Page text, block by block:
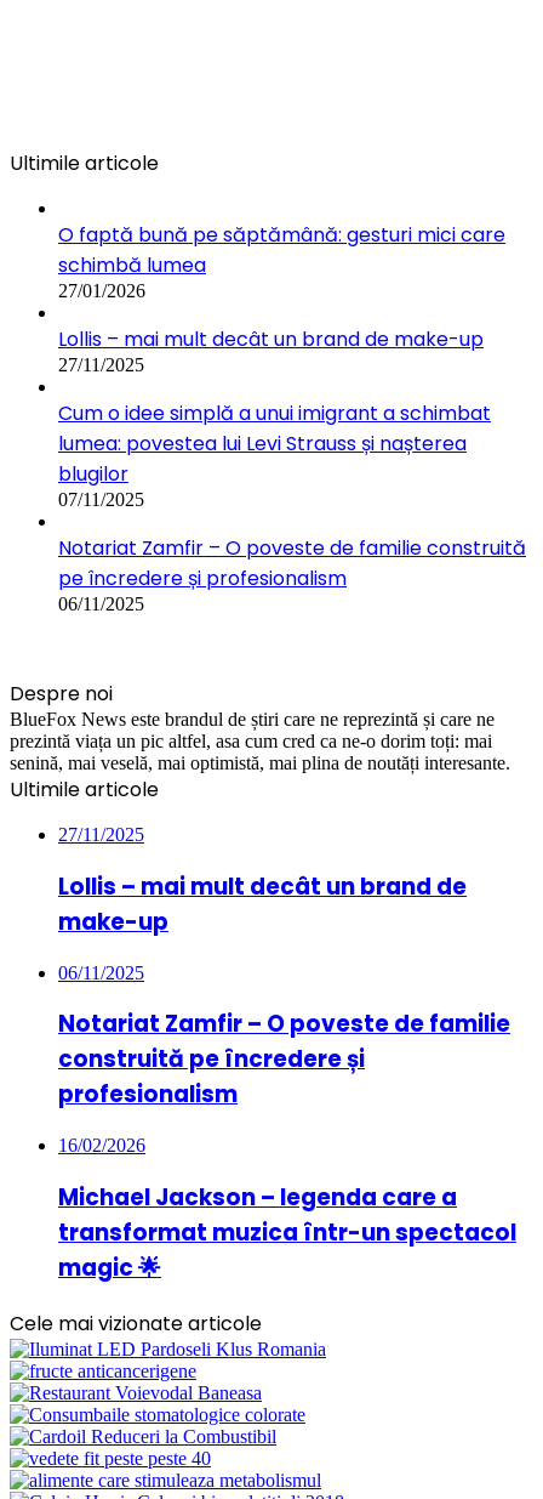
Ultimile articole
O faptă bună pe săptămână: gesturi mici care
schimbă lumea
27/01/2026
Lollis – mai mult decât un brand de make-up
27/11/2025
Cum o idee simplă a unui imigrant a schimbat
lumea: povestea lui Levi Strauss și nașterea
blugilor
07/11/2025
Notariat Zamfir – O poveste de familie construită
pe încredere și profesionalism
06/11/2025
Despre noi
BlueFox News este brandul de știri care ne reprezintă și care ne
prezintă viața un pic altfel, asa cum cred ca ne-o dorim toți: mai
senină, mai veselă, mai optimistă, mai plina de noutăți interesante.
Ultimile articole
27/11/2025
Lollis – mai mult decât un brand de
make-up
06/11/2025
Notariat Zamfir – O poveste de familie
construită pe încredere și
profesionalism
16/02/2026
Michael Jackson – legenda care a
transformat muzica într-un spectacol
magic 🌟
Cele mai vizionate articole